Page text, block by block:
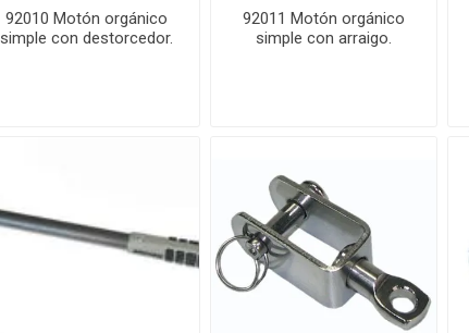
92010 Motón orgánico
simple con destorcedor.
92011 Motón orgánico
simple con arraigo.